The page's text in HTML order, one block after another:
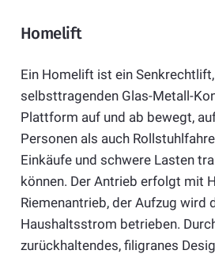
Homelift
Ein Homelift ist ein
selbsttragenden Glas-Metall-
Plattform auf und ab bewegt,
Personen als auch
Einkäufe und schwere Lasten
können. Der Antrieb erfolgt mit
Riemenantrieb, der Aufzug wird
Haushaltsstrom betrieben.
zurückhaltendes, filigranes